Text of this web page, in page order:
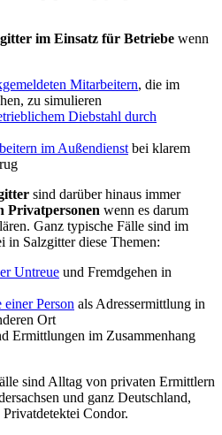
im Einsatz für Betriebe wenn
Mitarbeitern, die im
zu simulieren
Diebstahl durch
im Außendienst bei klarem
sind darüber hinaus immer
Privatpersonen wenn es darum
Ganz typische Fälle sind im
Salzgitter diese Themen:
Untreue und Fremdgehen in
einer Person als Adressermittlung in
Ort
Ermittlungen im Zusammenhang
sind Alltag von privaten Ermittlern
und ganz Deutschland,
Condor.